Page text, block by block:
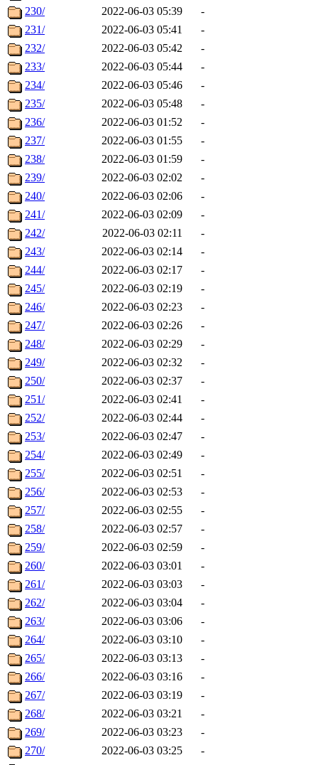
230/
2022-06-03 05:39
-
231/
2022-06-03 05:41
-
232/
2022-06-03 05:42
-
233/
2022-06-03 05:44
-
234/
2022-06-03 05:46
-
235/
2022-06-03 05:48
-
236/
2022-06-03 01:52
-
237/
2022-06-03 01:55
-
238/
2022-06-03 01:59
-
239/
2022-06-03 02:02
-
240/
2022-06-03 02:06
-
241/
2022-06-03 02:09
-
242/
2022-06-03 02:11
-
243/
2022-06-03 02:14
-
244/
2022-06-03 02:17
-
245/
2022-06-03 02:19
-
246/
2022-06-03 02:23
-
247/
2022-06-03 02:26
-
248/
2022-06-03 02:29
-
249/
2022-06-03 02:32
-
250/
2022-06-03 02:37
-
251/
2022-06-03 02:41
-
252/
2022-06-03 02:44
-
253/
2022-06-03 02:47
-
254/
2022-06-03 02:49
-
255/
2022-06-03 02:51
-
256/
2022-06-03 02:53
-
257/
2022-06-03 02:55
-
258/
2022-06-03 02:57
-
259/
2022-06-03 02:59
-
260/
2022-06-03 03:01
-
261/
2022-06-03 03:03
-
262/
2022-06-03 03:04
-
263/
2022-06-03 03:06
-
264/
2022-06-03 03:10
-
265/
2022-06-03 03:13
-
266/
2022-06-03 03:16
-
267/
2022-06-03 03:19
-
268/
2022-06-03 03:21
-
269/
2022-06-03 03:23
-
270/
2022-06-03 03:25
-